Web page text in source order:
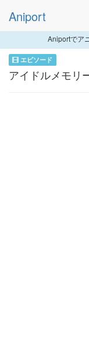
Aniport
Aniportでア
エピソード
アイドルメモリ